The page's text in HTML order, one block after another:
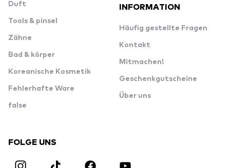
Duft
Tools & pinsel
Zähne
Bad & körper
Koreanische Kosmetik
Fehlerhafte Ware
false
INFORMATION
Häufig gestellte Fragen
Kontakt
Mitmachen!
Geschenkgutscheine
Über uns
FOLGE UNS